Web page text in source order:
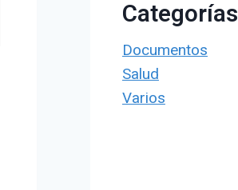
Categorías
Documentos
Salud
Varios